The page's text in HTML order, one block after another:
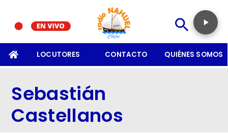
LOCUTORES CONTACTO QUIÉNES SOMOS
Sebastián
Castellanos